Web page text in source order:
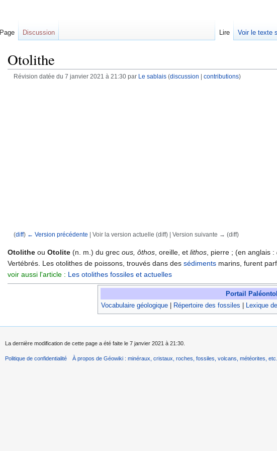
Otolithe
Révision datée du 7 janvier 2021 à 21:30 par Le sablais (discussion contributions)
(diff) ← Version précédente | Voir la version actuelle (diff) | Version suivante → (diff)
Otolithe ou Otolite (n. m.) du grec ous, ôthos , oreille, et lithos , pierre ; (en anglais :
Vertébrés. Les otolithes de poissons, trouvés dans des sédiments marins, furent
voir aussi l'article : Les otolithes fossiles et actuelles
Portail
Vocabulaire géologique| Répertoire des fossiles Lexique
Page Discussion Lire Voir le texte
La dernière modification de cette page a été faite le 7 janvier 2021 à 21:30.
Politique de confidentialité À propos de Géowiki : minéraux, cristaux, roches, fossiles, volcans, météorites, etc.